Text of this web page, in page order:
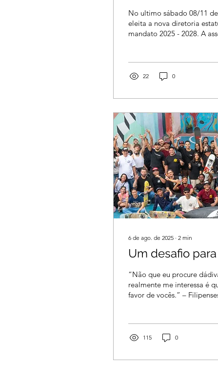
No ultimo sábado 08/11
eleita a nova diretoria
mandato 2025 - 2028. A
estatuto também sofreu
"Associação dos skatistas
eventos e desenvolvendo
audivisual. Foram...
22 0
6 de ago. de 2025 ∙ 2 min
Um desafio
“Não que eu procure
realmente me interessa é
favor de vocês.” – Filipenses 4:17 O apóstolo
115 0